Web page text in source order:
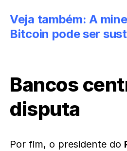
Veja também:A
Bitcoin pode ser
Bancos
disputa
Por fim, o presidente do